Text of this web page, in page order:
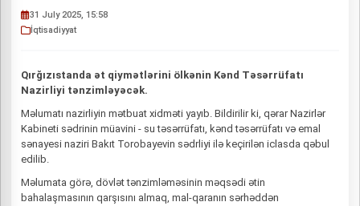
31 July 2025, 15:58
İqtisadiyyat
Qırğızıstanda ət qiymətlərini ölkənin Kənd Təsərrüfatı
Nazirliyi tənzimləyəcək.
Məlumatı nazirliyin mətbuat xidməti yayıb. Bildirilir ki, qərar Nazirlər
Kabineti sədrinin müavini - su təsərrüfatı, kənd təsərrüfatı və emal
sənayesi naziri Bakıt Torobayevin sədrliyi ilə keçirilən iclasda qəbul
edilib.
Məlumata görə, dövlət tənzimləməsinin məqsədi ətin
bahalaşmasının qarşısını almaq, mal-qaranın sərhəddən